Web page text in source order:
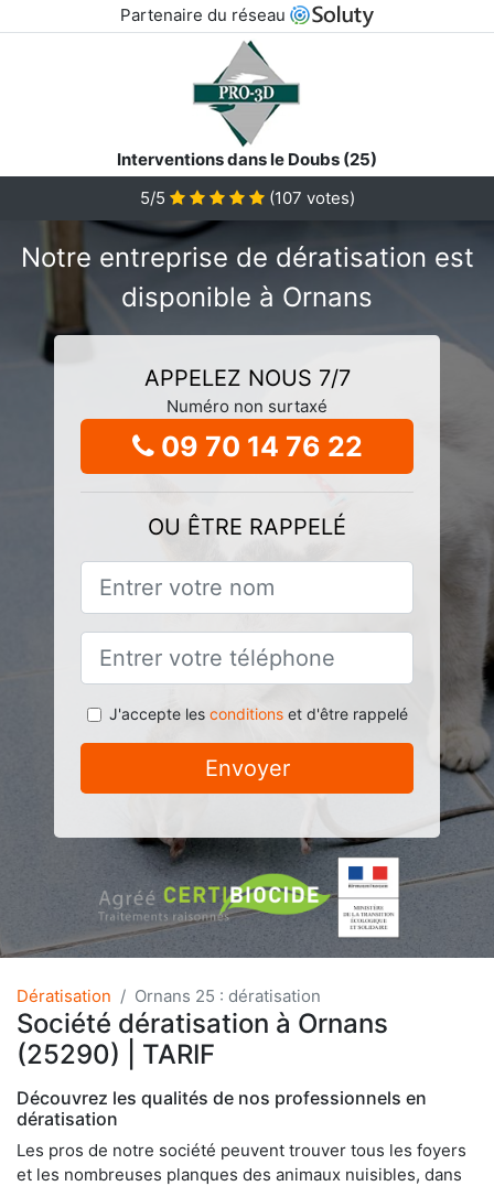
Partenaire du réseau
Interventions dans le Doubs (25)
5/5
(107 votes)
Notre entreprise de dératisation est
disponible à Ornans
APPELEZ NOUS 7/7
Numéro non surtaxé
09 70 14 76 22
OU ÊTRE RAPPELÉ
J'accepte les conditionset d'être rappelé
Envoyer
Dératisation Ornans 25 : dératisation
Société dératisation à Ornans
(25290) | TARIF
Découvrez les qualités de nos professionnels en
dératisation
Les pros de notre société peuvent trouver tous les foyers
et les nombreuses planques des animaux nuisibles, dans